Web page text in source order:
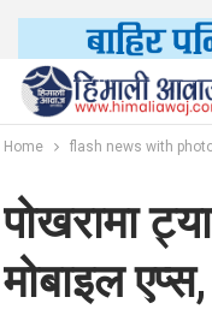
Home flash news with
पोखरामा
मोबाइल